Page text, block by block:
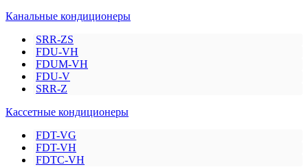
Канальные кондиционеры
SRR-ZS
FDU-VH
FDUM-VH
FDU-V
SRR-Z
Кассетные кондиционеры
FDT-VG
FDT-VH
FDTC-VH